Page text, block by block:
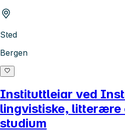
Sted
Bergen
Instituttleiar ved
lingvistiske, litterære
studium